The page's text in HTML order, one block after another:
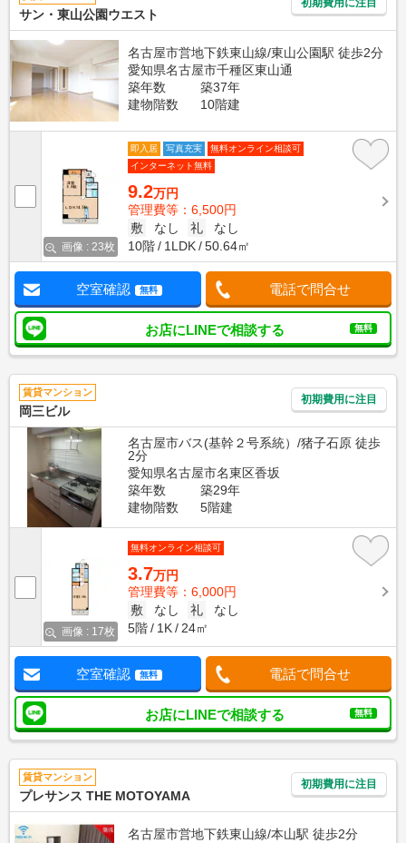
サン・東山公園ウエスト
名古屋市営地下鉄東山線/東山公園駅 徒歩2分
愛知県名古屋市千種区東山通
築年数
築37年
建物階数
10階建
画像 : 23枚
即入居 写真充実
無料オンライン相談可
インターネット無料
9.2万円
管理費等：6,500円
敷
なし 礼
なし
10階
1LDK 50.64㎡
空室確認 無料 電話で問合せ
お店にLINEで相談する 無料
賃貸マンション
岡三ビル
初期費用に注目
名古屋市バス(基幹２号系統）/猪子石原 徒歩
2分
愛知県名古屋市名東区香坂
築年数
築29年
建物階数
5階建
画像 : 17枚
無料オンライン相談可
3.7万円
管理費等：6,000円
敷
なし 礼
なし
5階
1K 24㎡
空室確認 無料 電話で問合せ
お店にLINEで相談する 無料
賃貸マンション
プレサンス THE MOTOYAMA
初期費用に注目
名古屋市営地下鉄東山線/本山駅 徒歩2分